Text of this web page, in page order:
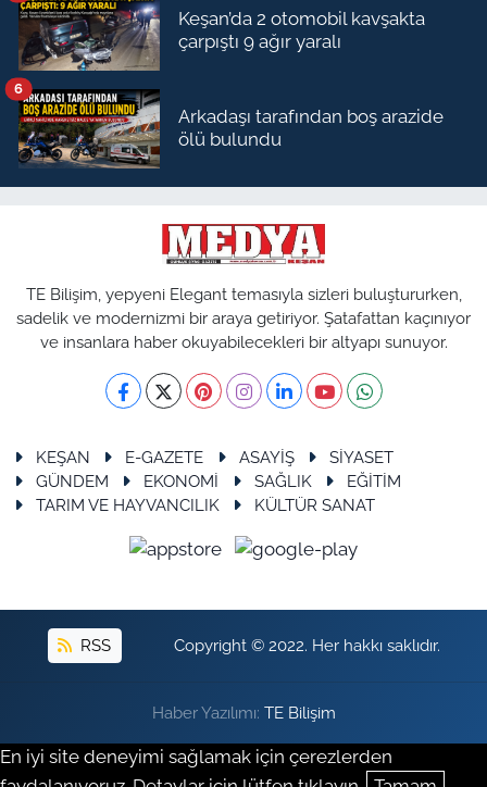
Keşan’da 2 otomobil kavşakta
çarpıştı 9 ağır yaralı
Arkadaşı tarafından boş arazide
ölü bulundu
6
TE Bilişim, yepyeni Elegant temasıyla sizleri buluştururken,
sadelik ve modernizmi bir araya getiriyor. Şatafattan kaçınıyor
ve insanlara haber okuyabilecekleri bir altyapı sunuyor.
KEŞAN E-GAZETE ASAYİŞ
SİYASET
GÜNDEM
EKONOMİ SAĞLIK
EĞİTİM
TARIM VE HAYVANCILIK
KÜLTÜR SANAT
RSS Copyright © 2022. Her hakkı saklıdır.
Haber Yazılımı: TE Bilişim
En iyi site deneyimi sağlamak için çerezlerden